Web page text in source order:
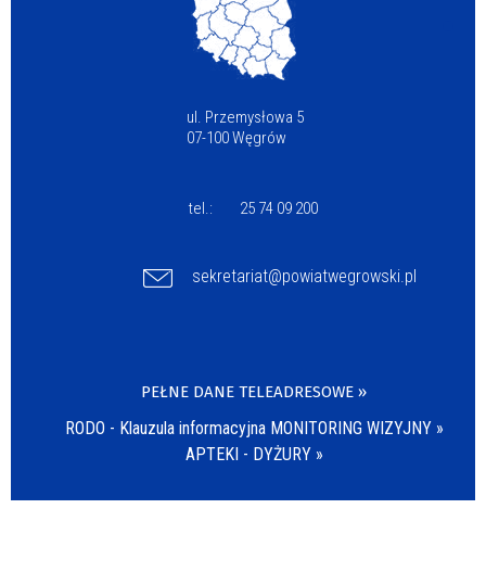
ul. Przemysłowa 5
07-100 Węgrów
tel.: 25 74 09 200
sekretariat@powiatwegrowski.pl
PEŁNE DANE TELEADRESOWE »
RODO - Klauzula informacyjna MONITORING WIZYJNY »
APTEKI - DYŻURY »